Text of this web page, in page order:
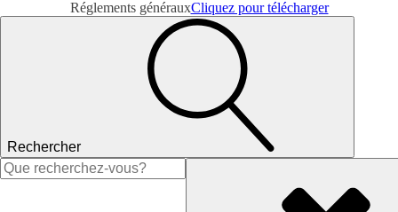
Réglements générauxCliquez pour télécharger
Rechercher
Rechercher :